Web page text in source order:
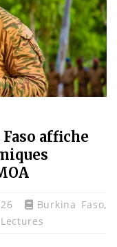
Ceuta :
affiche
Burkina Faso,